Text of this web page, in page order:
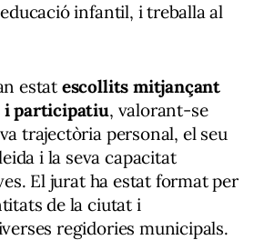
infantil, i treballa al
estat escollits mitjançant
i participatiu, valorant-se
trajectòria personal, el seu
i la seva capacitat
El jurat ha estat format per
de la ciutat i
regidories municipals.